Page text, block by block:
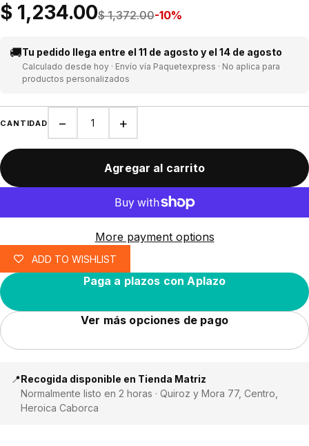
$ 1,234.00$ 1,372.00-10%
🚚Tu pedido llega entre el 11 de agosto y el 14 de agosto
Calculado desde hoy · Envío vía Paquetexpress · No aplica para
productos personalizados
CANTIDAD − +
Agregar al carrito
More payment options
ADD TO WISHLIST
Paga a plazos con Aplazo
Ver más opciones de pago
📍Recogida disponible en Tienda Matriz
Normalmente listo en 2 horas · Quiroz y Mora 77, Centro,
Heroica Caborca